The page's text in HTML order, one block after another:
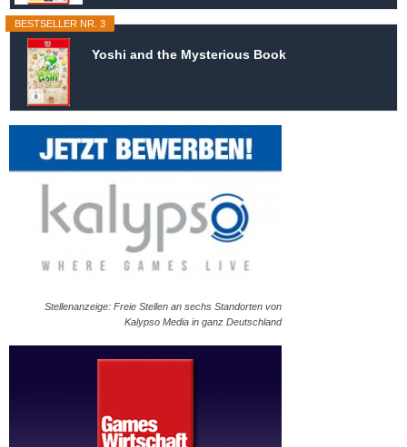
BESTSELLER NR. 3
Yoshi and the Mysterious Book
Stellenanzeige: Freie Stellen an sechs Standorten von
Kalypso Media in ganz Deutschland